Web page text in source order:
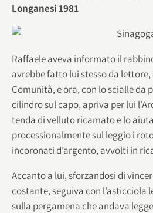
Longanesi 1981
Raffaele aveva informato il
avrebbe fatto lui stesso da
Comunità, e ora, con lo scialle da
cilindro sul capo, apriva per lui
tenda di velluto ricamato e lo
processionalmente sul leggio i
incoronati d’argento, avvolti in
Accanto a lui, sforzandosi di
costante, seguiva con l’asticciola
sulla pergamena che andava